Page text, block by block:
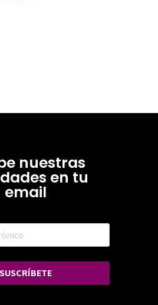
nuestras
en tu
email
SUSCRÍBETE